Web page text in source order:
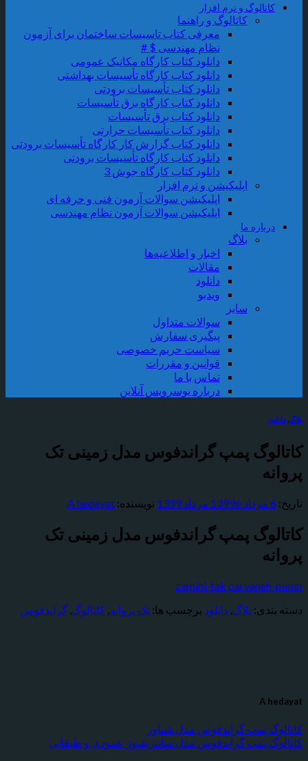
کاتالوگ و نرم افزار
کاتالوگ و راهنما
معرفی کتاب تاسیسات ساختمان برای آزمون
نظام مهندسی $ #
دانلود کتاب کارگاه مکانیک عمومی
دانلود کتاب کارگاه تأسیسات بهداشتی
دانلود کتاب تأسیسات برودتی
دانلود کتاب کارگاه برق تأسیسات
دانلود کتاب برق تأسیسات
دانلود کتاب تأسیسات حرارتی
دانلود کتاب گزارش کار کارگاه تأسیسات برودتی
دانلود کتاب کارگاه تأسیسات برودتی
دانلود کتاب کارگاه جوش 3
اپلیکیشن و نرم افزار
اپلیکیشن سوالات آزمون فنی و حرفه ای
اپلیکیشن سوالات آزمون نظام مهندسی
درباره ما
بلاگ
اخبار و اطلاعیه‌ها
مقالات
دانلود
ویدیو
سایر
سوالات متداول
پیگیری سفارش
سیاست حریم خصوصی
قوانین و مقررات
تماس با ما
درباره یوسرویس آنلاین
بلاگ دانلود
کاتالوگ پمپ گراندفوس مدل زمینی تک
پروانه
تاریخ: 6 مرداد 1399 6 مرداد 1399 نویسنده: A hedayat
کاتالوگ پمپ گراندفوس مدل زمینی تک
پروانه
zamini-tak parvaneh-pump
دسته بندی: بلاگ دانلود برچسب ها: تک پروانه کاتالوگ گراندفوس
A hedayat
کاتالوگ پمپ گراندفوس مدل شناور
کاتالوگ پمپ گراندفوس مدل سانتریفیوژ عمودی و طبقاتی